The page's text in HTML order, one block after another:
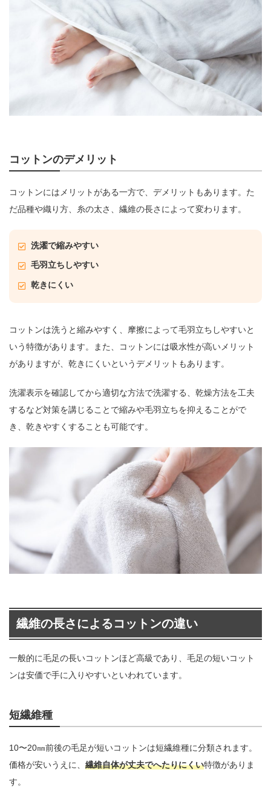
コットンのデメリット
コットンにはメリットがある一方で、デメリットもあります。た
だ品種や織り方、糸の太さ、繊維の長さによって変わります。
洗濯で縮みやすい
毛羽立ちしやすい
乾きにくい
コットンは洗うと縮みやすく、摩擦によって毛羽立ちしやすいと
いう特徴があります。また、コットンには吸水性が高いメリット
がありますが、乾きにくいというデメリットもあります。
洗濯表示を確認してから適切な方法で洗濯する、乾燥方法を工夫
するなど対策を講じることで縮みや毛羽立ちを抑えることがで
き、乾きやすくすることも可能です。
繊維の長さによるコットンの違い
一般的に毛足の長いコットンほど高級であり、毛足の短いコット
ンは安価で手に入りやすいといわれています。
短繊維種
10〜20㎜前後の毛足が短いコットンは短繊維種に分類されます。
価格が安いうえに、 繊維自体が丈夫でへたりにくい特徴がありま
す。